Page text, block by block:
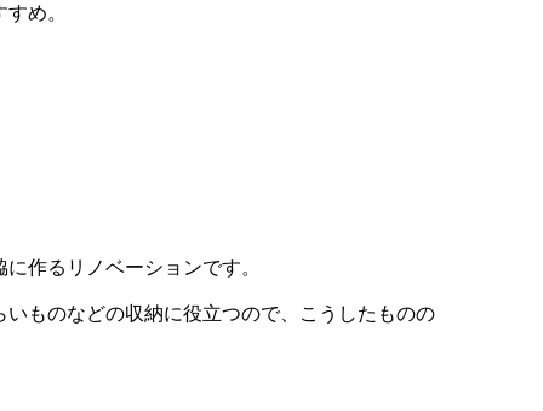
め。
作るリノベーションです。
ものなどの収納に役立つので、こうしたものの